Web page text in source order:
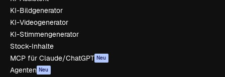
KI-Bildgenerator
KI-Videogenerator
KI-Stimmengenerator
Stock-Inhalte
MCP für Claude/ChatGPT Neu
Agenten Neu